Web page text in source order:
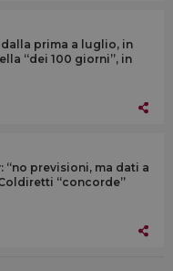
prima a luglio, in
“dei 100 giorni”, in
“no previsioni, ma dati a
“concorde”